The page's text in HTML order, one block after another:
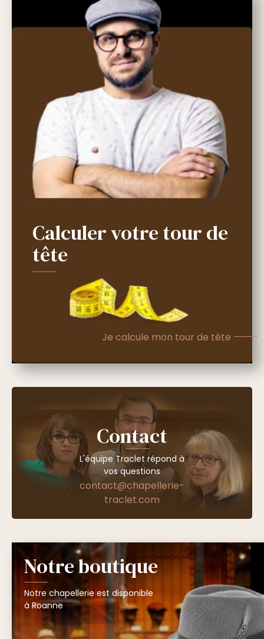
Calculer votre tour de
tête
Je calcule mon tour de tête
Contact
L'équipe Traclet répond à
vos questions
contact@chapellerie-
traclet.com
Notre boutique
Notre chapellerie est disponible
à Roanne